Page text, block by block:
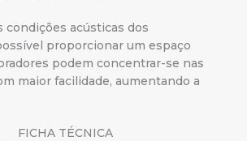
condições acústicas dos
proporcionar um espaço
podem concentrar-se nas
maior facilidade, aumentando a
FICHA TÉCNICA